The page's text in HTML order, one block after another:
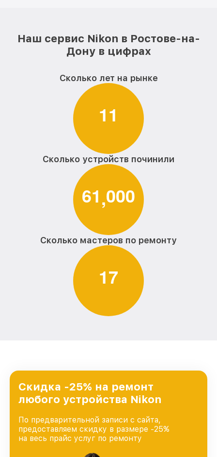
Наш сервис Nikon в Ростове-на-
Дону в цифрах
Сколько лет на рынке
11
Сколько устройств починили
61,000
Сколько мастеров по ремонту
17
Скидка -25% на ремонт
любого устройства Nikon
По предварительной записи с сайта,
предоставляем скидку в размере -25%
на весь прайс услуг по ремонту